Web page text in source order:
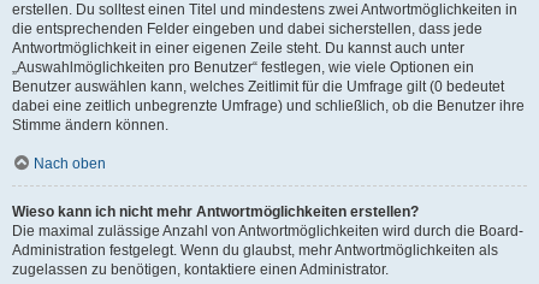
erstellen. Du solltest einen Titel und mindestens zwei Antwortmöglichkeiten in
die entsprechenden Felder eingeben und dabei sicherstellen, dass jede
Antwortmöglichkeit in einer eigenen Zeile steht. Du kannst auch unter
„Auswahlmöglichkeiten pro Benutzer“ festlegen, wie viele Optionen ein
Benutzer auswählen kann, welches Zeitlimit für die Umfrage gilt (0 bedeutet
dabei eine zeitlich unbegrenzte Umfrage) und schließlich, ob die Benutzer ihre
Stimme ändern können.
Nach oben
Wieso kann ich nicht mehr Antwortmöglichkeiten erstellen?
Die maximal zulässige Anzahl von Antwortmöglichkeiten wird durch die Board-
Administration festgelegt. Wenn du glaubst, mehr Antwortmöglichkeiten als
zugelassen zu benötigen, kontaktiere einen Administrator.